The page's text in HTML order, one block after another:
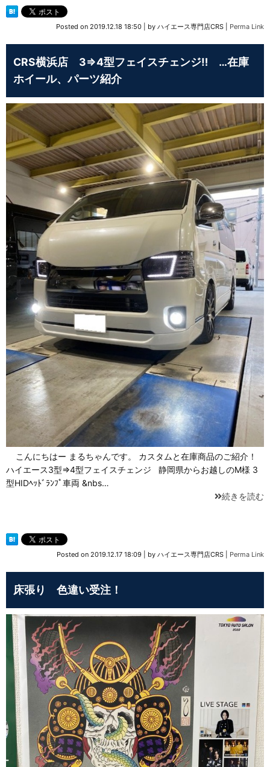
Posted on 2019.12.18 18:50 by ハイエース専門店CRS Perma Link
CRS横浜店 3⇒4型フェイスチェンジ‼ …在庫
ホイール、パーツ紹介
こんにちはー まるちゃんです。 カスタムと在庫商品のご紹介！
ハイエース3型⇒4型フェイスチェンジ 静岡県からお越しのM様 3
型HIDﾍｯﾄﾞﾗﾝﾌﾟ車両 &nbs…
続きを読む
Posted on 2019.12.17 18:09 by ハイエース専門店CRS Perma Link
床張り 色違い受注！